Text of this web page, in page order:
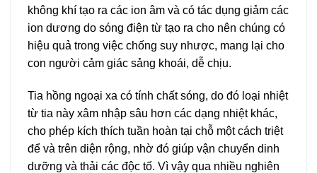
không khí tạo ra các ion âm và có tác dụng giảm các
ion dương do sóng điện từ tạo ra cho nên chúng có
hiệu quả trong việc chống suy nhược, mang lại cho
con người cảm giác sảng khoái, dễ chịu.
Tia hồng ngoại xa có tính chất sóng, do đó loại nhiệt
từ tia này xâm nhập sâu hơn các dạng nhiệt khác,
cho phép kích thích tuần hoàn tại chỗ một cách triệt
để và trên diện rộng, nhờ đó giúp vận chuyển dinh
dưỡng và thải các độc tố. Vì vậy qua nhiều nghiên